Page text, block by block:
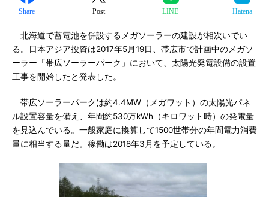
Share Post LINE Hatena
北海道で蓄電池を併設するメガソーラーの建設が相次いでい
る。日本アジア投資は2017年5月19日、帯広市で計画中のメガソ
ーラー「帯広ソーラーパーク」において、太陽光発電設備の設置
工事を開始したと発表した。
帯広ソーラーパークは約4.4MW（メガワット）の太陽光パネ
ル設置容量を備え、年間約530万kWh（キロワット時）の発電量
を見込んでいる。一般家庭に換算して1500世帯分の年間電力消費
量に相当する量だ。稼働は2018年3月を予定している。